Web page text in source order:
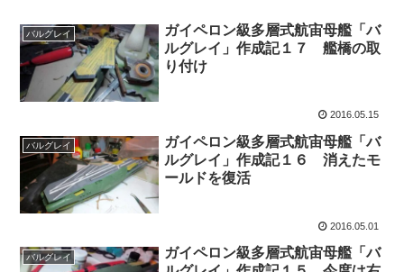
バルグレイ
ガイペロン級多層式航宙母艦「バ
ルグレイ」作成記１７ 艦橋の取
り付け
2016.05.15
バルグレイ
ガイペロン級多層式航宙母艦「バ
ルグレイ」作成記１６ 消えたモ
ールドを復活
2016.05.01
バルグレイ
ガイペロン級多層式航宙母艦「バ